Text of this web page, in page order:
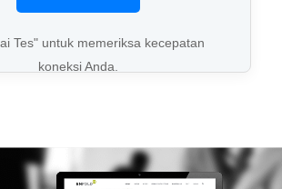
Tes" untuk memeriksa kecepatan
koneksi Anda.